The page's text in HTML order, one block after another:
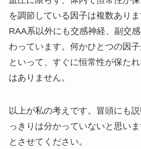
を調節している因子は複数あり
RAA系以外にも交感神経、副交
わっています。何かひとつの因
といって、すぐに恒常性が保た
はありません。
以上が私の考えです。冒頭にも
っきりは分かっていないと思い
とさせてください。